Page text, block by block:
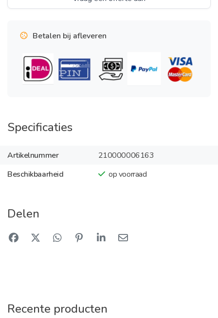
Betalen bij afleveren
Specificaties
Artikelnummer
210000006163
Beschikbaarheid
op voorraad
Delen
Recente producten